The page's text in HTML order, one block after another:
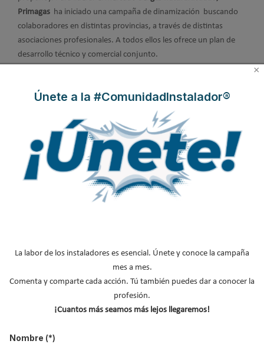
Primagas ha iniciado una campaña de dinamización buscando
colaboradores en distintas provincias, a través de distintas
asociaciones profesionales. A todos ellos les ofrece un plan de
desarrollo técnico y comercial conjunto.
Primagas ofrece hasta 10.000
euros para cambiar tu caldera de
gasóleo a gas propano
Hemeroteca Noticias 05 Jun 2013
×
Únete a la #ComunidadInstalador®
La labor de los instaladores es esencial. Únete y conoce la campaña
mes a mes.
Comenta y comparte cada acción. Tú también puedes dar a conocer la
profesión.
¡Cuantos más seamos más lejos llegaremos!
Nombre (*)